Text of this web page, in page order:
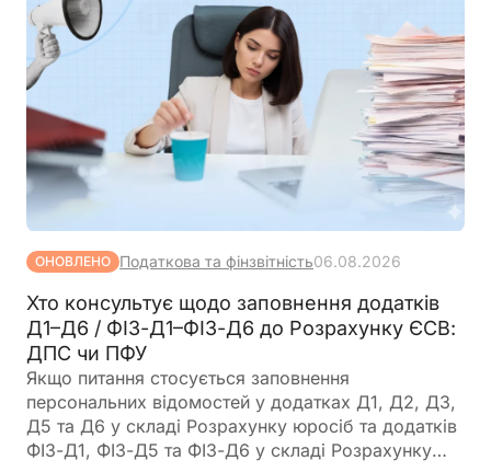
ОНОВЛЕНО Податкова та фінзвітність06.08.2026
Хто консультує щодо заповнення додатків
Д1–Д6 / ФІЗ-Д1–ФІЗ-Д6 до Розрахунку ЄСВ:
ДПС чи ПФУ
Якщо питання стосується заповнення
персональних відомостей у додатках Д1, Д2, Д3,
Д5 та Д6 у складі Розрахунку юросіб та додатків
ФІЗ-Д1, ФІЗ-Д5 та ФІЗ-Д6 у складі Розрахунку